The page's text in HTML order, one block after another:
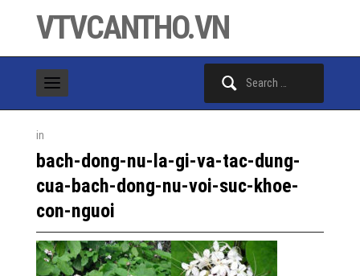
VTVCANTHO.VN
in
bach-dong-nu-la-gi-va-tac-dung-
cua-bach-dong-nu-voi-suc-khoe-
con-nguoi